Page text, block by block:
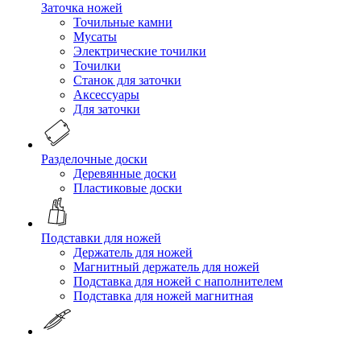
Заточка ножей
Точильные камни
Мусаты
Электрические точилки
Точилки
Станок для заточки
Аксессуары
Для заточки
Разделочные доски
Деревянные доски
Пластиковые доски
Подставки для ножей
Держатель для ножей
Магнитный держатель для ножей
Подставка для ножей с наполнителем
Подставка для ножей магнитная